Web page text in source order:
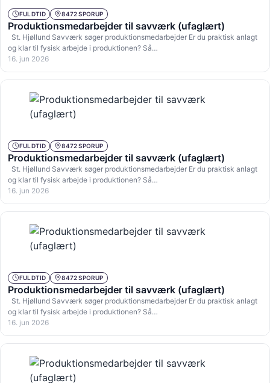
FULDTID 8472 SPORUP
Produktionsmedarbejder til savværk (ufaglært)
St. Hjøllund Savværk søger produktionsmedarbejder Er du praktisk anlagt
og klar til fysisk arbejde i produktionen? Så…
16. jun 2026
FULDTID 8472 SPORUP
Produktionsmedarbejder til savværk (ufaglært)
St. Hjøllund Savværk søger produktionsmedarbejder Er du praktisk anlagt
og klar til fysisk arbejde i produktionen? Så…
16. jun 2026
FULDTID 8472 SPORUP
Produktionsmedarbejder til savværk (ufaglært)
St. Hjøllund Savværk søger produktionsmedarbejder Er du praktisk anlagt
og klar til fysisk arbejde i produktionen? Så…
16. jun 2026